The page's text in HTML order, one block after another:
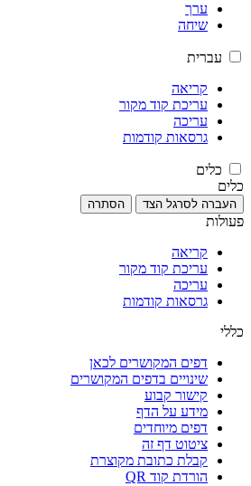
ערך
שיחה
עברית
קריאה
עריכת קוד מקור
עריכה
גרסאות קודמות
כלים
כלים
העברה לסרגל הצד הסתרה
פעולות
קריאה
עריכת קוד מקור
עריכה
גרסאות קודמות
כללי
דפים המקושרים לכאן
שינויים בדפים המקושרים
קישור קבוע
מידע על הדף
דפים מיוחדים
ציטוט דף זה
קבלת כתובת מקוצרת
הורדת קוד QR